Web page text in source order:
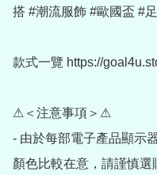
搭 #潮流服飾 #歐國盃 #
款式一覽 https://
⚠＜注意事項＞⚠
- 由於每部電子產品顯示
顏色比較在意，請謹慎選